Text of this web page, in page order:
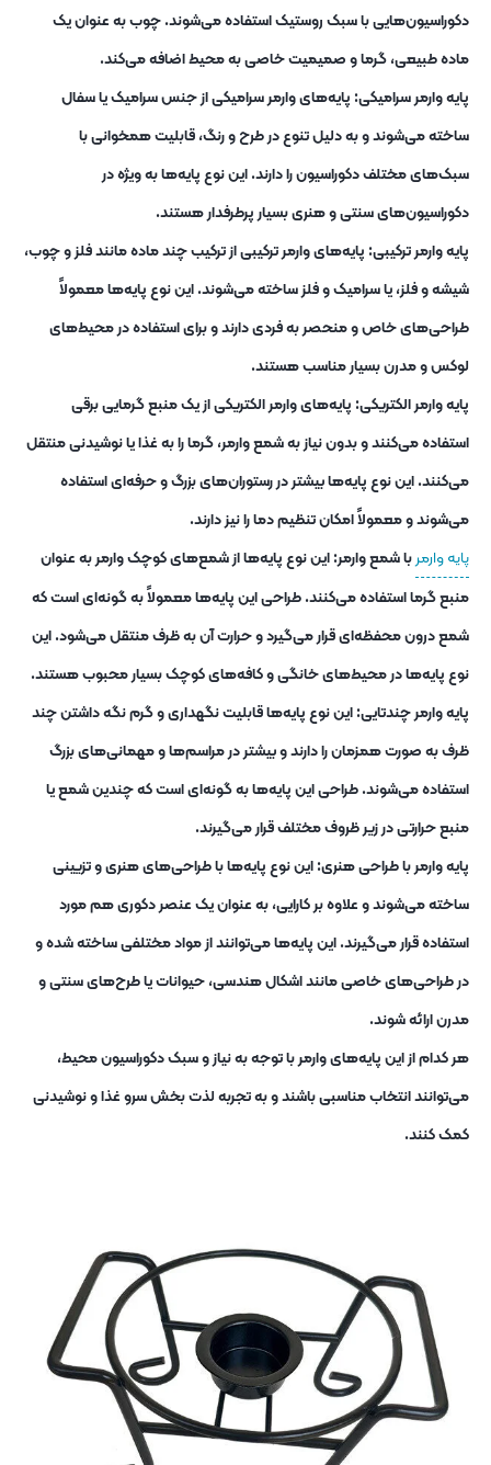
دکوراسیون‌هایی با سبک روستیک استفاده می‌شوند. چوب به عنوان یک
ماده طبیعی، گرما و صمیمیت خاصی به محیط اضافه می‌کند.
پایه وارمر سرامیکی: پایه‌های وارمر سرامیکی از جنس سرامیک یا سفال
ساخته می‌شوند و به دلیل تنوع در طرح و رنگ، قابلیت همخوانی با
سبک‌های مختلف دکوراسیون را دارند. این نوع پایه‌ها به ویژه در
دکوراسیون‌های سنتی و هنری بسیار پرطرفدار هستند.
پایه وارمر ترکیبی: پایه‌های وارمر ترکیبی از ترکیب چند ماده مانند فلز و چوب،
شیشه و فلز، یا سرامیک و فلز ساخته می‌شوند. این نوع پایه‌ها معمولاً
طراحی‌های خاص و منحصر به فردی دارند و برای استفاده در محیط‌های
لوکس و مدرن بسیار مناسب هستند.
پایه وارمر الکتریکی: پایه‌های وارمر الکتریکی از یک منبع گرمایی برقی
استفاده می‌کنند و بدون نیاز به شمع وارمر، گرما را به غذا یا نوشیدنی منتقل
می‌کنند. این نوع پایه‌ها بیشتر در رستوران‌های بزرگ و حرفه‌ای استفاده
می‌شوند و معمولاً امکان تنظیم دما را نیز دارند.
پایه وارمربا شمع وارمر: این نوع پایه‌ها از شمع‌های کوچک وارمر به عنوان
منبع گرما استفاده می‌کنند. طراحی این پایه‌ها معمولاً به گونه‌ای است که
شمع درون محفظه‌ای قرار می‌گیرد و حرارت آن به ظرف منتقل می‌شود. این
نوع پایه‌ها در محیط‌های خانگی و کافه‌های کوچک بسیار محبوب هستند.
پایه وارمر چندتایی: این نوع پایه‌ها قابلیت نگهداری و گرم نگه ‌داشتن چند
ظرف به صورت همزمان را دارند و بیشتر در مراسم‌ها و مهمانی‌های بزرگ
استفاده می‌شوند. طراحی این پایه‌ها به گونه‌ای است که چندین شمع یا
منبع حرارتی در زیر ظروف مختلف قرار می‌گیرند.
پایه وارمر با طراحی هنری: این نوع پایه‌ها با طراحی‌های هنری و تزیینی
ساخته می‌شوند و علاوه بر کارایی، به عنوان یک عنصر دکوری هم مورد
استفاده قرار می‌گیرند. این پایه‌ها می‌توانند از مواد مختلفی ساخته شده و
در طراحی‌های خاصی مانند اشکال هندسی، حیوانات یا طرح‌های سنتی و
مدرن ارائه شوند.
هر کدام از این پایه‌های وارمر با توجه به نیاز و سبک دکوراسیون محیط،
می‌توانند انتخاب مناسبی باشند و به تجربه لذت‌ بخش سرو غذا و نوشیدنی
کمک کنند.